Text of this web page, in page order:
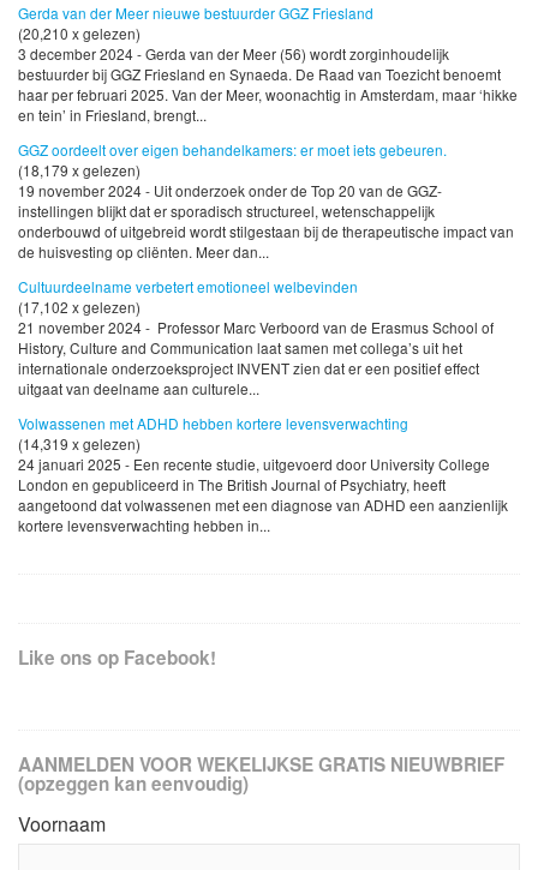
Gerda van der Meer nieuwe bestuurder GGZ Friesland
(20,210 x gelezen)
3 december 2024 - Gerda van der Meer (56) wordt zorginhoudelijk
bestuurder bij GGZ Friesland en Synaeda. De Raad van Toezicht benoemt
haar per februari 2025. Van der Meer, woonachtig in Amsterdam, maar ‘hikke
en tein’ in Friesland, brengt...
GGZ oordeelt over eigen behandelkamers: er moet iets gebeuren.
(18,179 x gelezen)
19 november 2024 - Uit onderzoek onder de Top 20 van de GGZ-
instellingen blijkt dat er sporadisch structureel, wetenschappelijk
onderbouwd of uitgebreid wordt stilgestaan bij de therapeutische impact van
de huisvesting op cliënten. Meer dan...
Cultuurdeelname verbetert emotioneel welbevinden
(17,102 x gelezen)
21 november 2024 - Professor Marc Verboord van de Erasmus School of
History, Culture and Communication laat samen met collega’s uit het
internationale onderzoeksproject INVENT zien dat er een positief effect
uitgaat van deelname aan culturele...
Volwassenen met ADHD hebben kortere levensverwachting
(14,319 x gelezen)
24 januari 2025 - Een recente studie, uitgevoerd door University College
London en gepubliceerd in The British Journal of Psychiatry, heeft
aangetoond dat volwassenen met een diagnose van ADHD een aanzienlijk
kortere levensverwachting hebben in...
Like ons op Facebook!
AANMELDEN VOOR WEKELIJKSE GRATIS NIEUWBRIEF
(opzeggen kan eenvoudig)
Voornaam